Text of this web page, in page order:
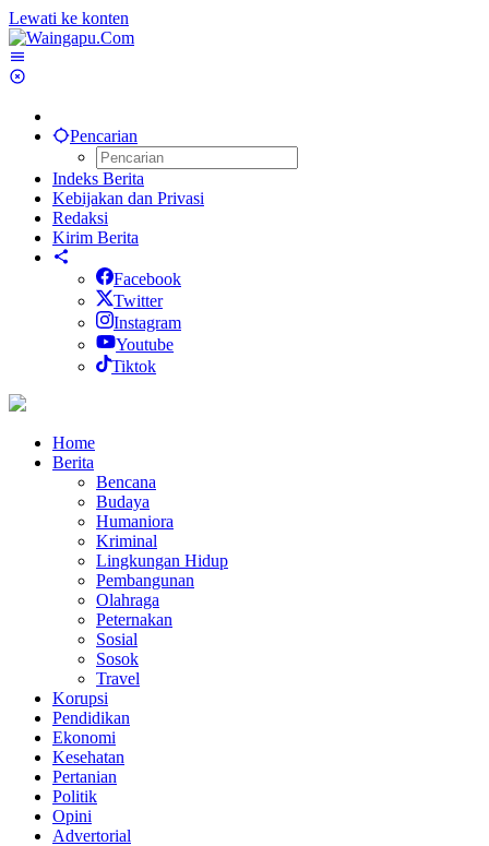
Lewati ke konten
Pencarian
Indeks Berita
Kebijakan dan Privasi
Redaksi
Kirim Berita
Facebook
Twitter
Instagram
Youtube
Tiktok
Home
Berita
Bencana
Budaya
Humaniora
Kriminal
Lingkungan Hidup
Pembangunan
Olahraga
Peternakan
Sosial
Sosok
Travel
Korupsi
Pendidikan
Ekonomi
Kesehatan
Pertanian
Politik
Opini
Advertorial